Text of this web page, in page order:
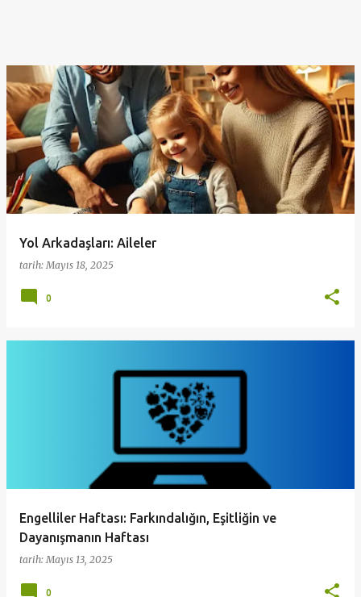
Yol Arkadaşları: Aileler
tarih:Mayıs 18, 2025
0
Engelliler Haftası: Farkındalığın, Eşitliğin ve
Dayanışmanın Haftası
tarih:Mayıs 13, 2025
0